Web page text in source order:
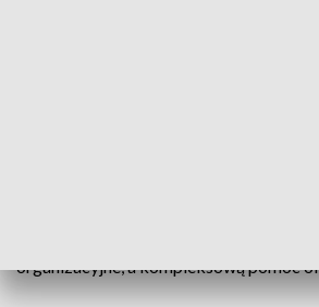
organizacyjne, a kompleksową pomoc